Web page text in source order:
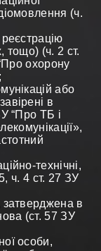
(ч.
тощо) (ч. 2 ст.
охорону
або
в
“Про ТБ і
технічні,
ч. 4 ст. 27 ЗУ
затверджена в
(ст. 57 ЗУ
особи,